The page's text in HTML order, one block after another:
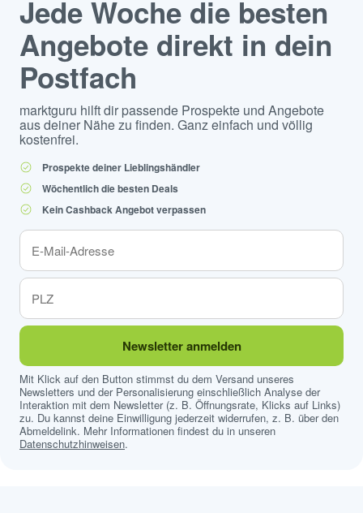
Jede Woche die besten
Angebote direkt in dein
Postfach
marktguru hilft dir passende Prospekte und Angebote
aus deiner Nähe zu finden. Ganz einfach und völlig
kostenfrei.
Prospekte deiner Lieblingshändler
Wöchentlich die besten Deals
Kein Cashback Angebot verpassen
Newsletter anmelden
Mit Klick auf den Button stimmst du dem Versand unseres
Newsletters und der Personalisierung einschließlich Analyse der
Interaktion mit dem Newsletter (z. B. Öffnungsrate, Klicks auf Links)
zu. Du kannst deine Einwilligung jederzeit widerrufen, z. B. über den
Abmeldelink. Mehr Informationen findest du in unseren
Datenschutzhinweisen.